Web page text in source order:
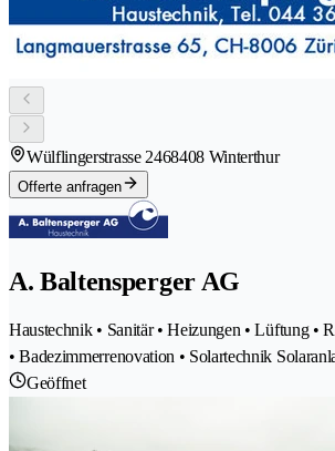
Wülflingerstrasse 2468408 Winterthur
Offerte anfragen
A. Baltensperger AG
Haustechnik • Sanitär • Heizungen • Lüftung •
• Badezimmerrenovation • Solartechnik
Geöffnet